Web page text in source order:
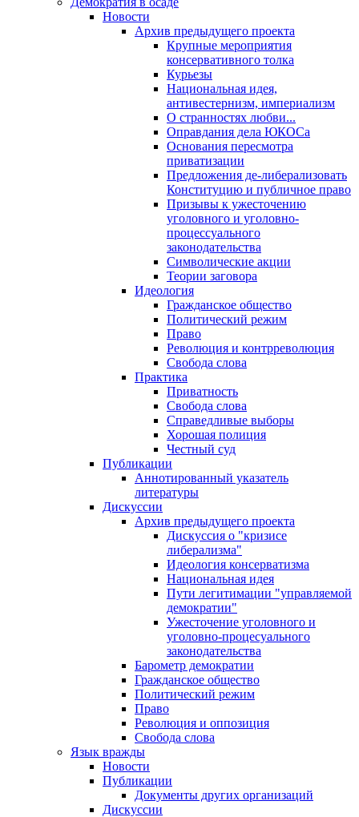
Новости
Архив предыдущего проекта
Крупные мероприятия
консервативного толка
Курьезы
Национальная идея,
антивестернизм, империализм
О странностях любви...
Оправдания дела ЮКОСа
Основания пересмотра
приватизации
Предложения де-либерализовать
Конституцию и публичное право
Призывы к ужесточению
уголовного и уголовно-
процессуального
законодательства
Символические акции
Теории заговора
Идеология
Гражданское общество
Политический режим
Право
Революция и контрреволюция
Свобода слова
Практика
Приватность
Свобода слова
Справедливые выборы
Хорошая полиция
Честный суд
Публикации
Аннотированный указатель
литературы
Дискуссии
Архив предыдущего проекта
Дискуссия о "кризисе
либерализма"
Идеология консерватизма
Национальная идея
Пути легитимации "управляемой
демократии"
Ужесточение уголовного и
уголовно-процесуального
законодательства
Барометр демократии
Гражданское общество
Политический режим
Право
Революция и оппозиция
Свобода слова
Язык вражды
Новости
Публикации
Документы других организаций
Дискуссии